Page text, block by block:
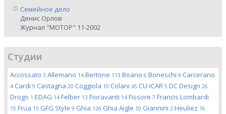
Семейное дело
Денис Орлов
Журнал "МОТОР" 11-2002
Студии
Accossato 3 Allemano 14 Bertone 113 Boano 6 Boneschi 9 Carcerano
4 Cardi 9 Castagna 20 Coggiola 10 Colani 45 CU-ICAR 5 DC Design 26
Drogo 1 EDAG 14 Felber 13 Fioravanti 14 Fissore 7 Francis Lombardi
15 Frua 15 GFG Style 9 Ghia 126 Ghia Aigle 10 Giannini 2 Heuliez 16